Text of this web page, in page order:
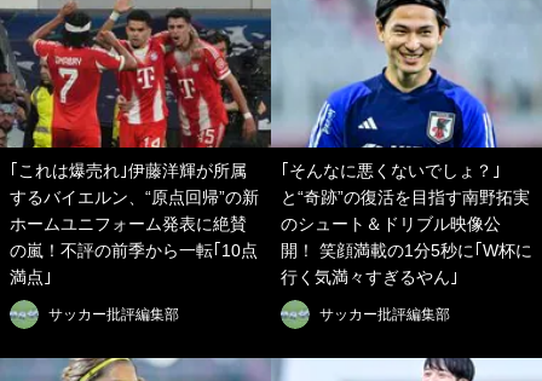
｢これは爆売れ｣伊藤洋輝が所属
するバイエルン、“原点回帰”の新
ホームユニフォーム発表に絶賛
の嵐！不評の前季から一転｢10点
満点｣
サッカー批評編集部
｢そんなに悪くないでしょ？｣
と“奇跡”の復活を目指す南野拓実
のシュート＆ドリブル映像公
開！ 笑顔満載の1分5秒に｢W杯に
行く気満々すぎるやん｣
サッカー批評編集部